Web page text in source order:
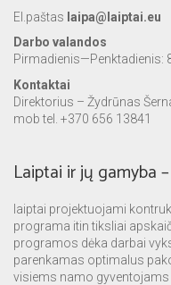
El.paštas laipa@laiptai.eu
Darbo valandos
Pirmadienis—Penktadienis:
Kontaktai
Direktorius – Žydrūnas
mob tel. +370 656 13841
Laiptai ir jų gamyba
laiptai projektuojami
programa itin tiksliai
programos dėka darbai
parenkamas optimalus
visiems namo